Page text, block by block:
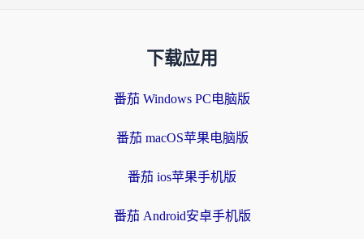
下载应用
番茄 Windows PC电脑版
番茄 macOS苹果电脑版
番茄 ios苹果手机版
番茄 Android安卓手机版